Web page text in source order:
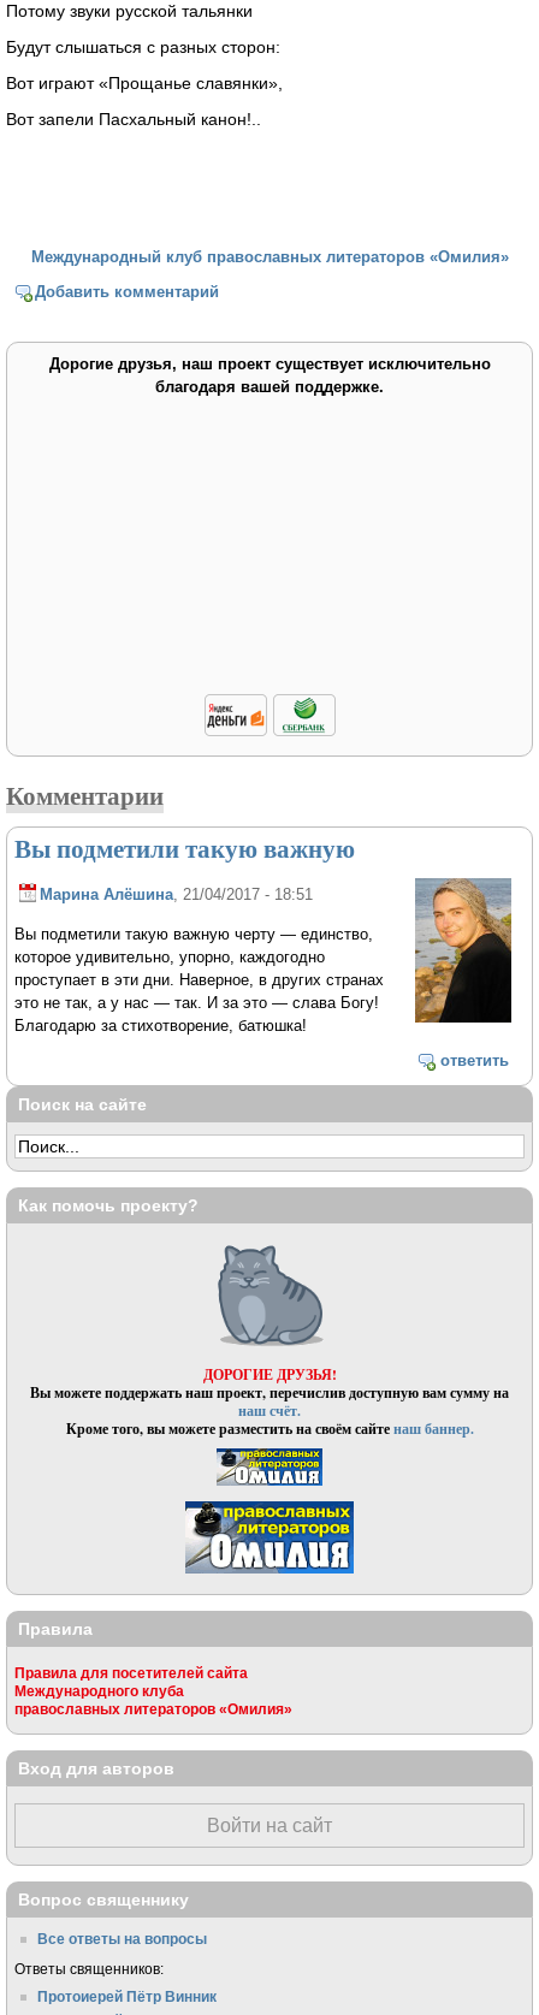
Потому звуки русской тальянки
Будут слышаться с разных сторон:
Вот играют «Прощанье славянки»,
Вот запели Пасхальный канон!..
Международный клуб православных литераторов «Омилия»
Добавить комментарий
Дорогие друзья, наш проект существует исключительно
благодаря вашей поддержке.
Комментарии
Вы подметили такую важную
Марина Алёшина, 21/04/2017 - 18:51
Вы подметили такую важную черту — единство,
которое удивительно, упорно, каждогодно
проступает в эти дни. Наверное, в других странах
это не так, а у нас — так. И за это — слава Богу!
Благодарю за стихотворение, батюшка!
ответить
Поиск на сайте
Как помочь проекту?
ДОРОГИЕ ДРУЗЬЯ!
Вы можете поддержать наш проект, перечислив доступную вам сумму на
наш счёт.
Кроме того, вы можете разместить на своём сайтенаш баннер.
Правила
Правила для посетителей сайта
Международного клуба
православных литераторов «Омилия»
Вход для авторов
Войти на сайт
Вопрос священнику
Все ответы на вопросы
Ответы священников:
Протоиерей Пётр Винник